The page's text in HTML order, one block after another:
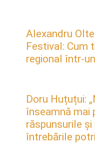
Alexandru
Festival: Cum
regional într-
Doru Huțuțui:
înseamnă mai
răspunsurile
întrebările